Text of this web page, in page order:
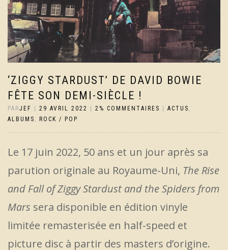
‘ZIGGY STARDUST’ DE DAVID BOWIE
FÊTE SON DEMI-SIÈCLE !
PARJEF 29 AVRIL 2022 2% COMMENTAIRES ACTUS ,
ALBUMS , ROCK / POP
Le 17 juin 2022, 50 ans et un jour après sa
parution originale au Royaume-Uni, The Rise
and Fall of Ziggy Stardust and the Spiders from
Mars sera disponible en édition vinyle
limitée remasterisée en half-speed et
picture disc à partir des masters d’origine.